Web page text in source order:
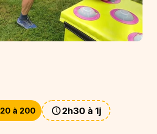
20 à 200 2h30 à 1j